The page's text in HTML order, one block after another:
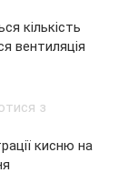
кількість
вентиляція
кисню на